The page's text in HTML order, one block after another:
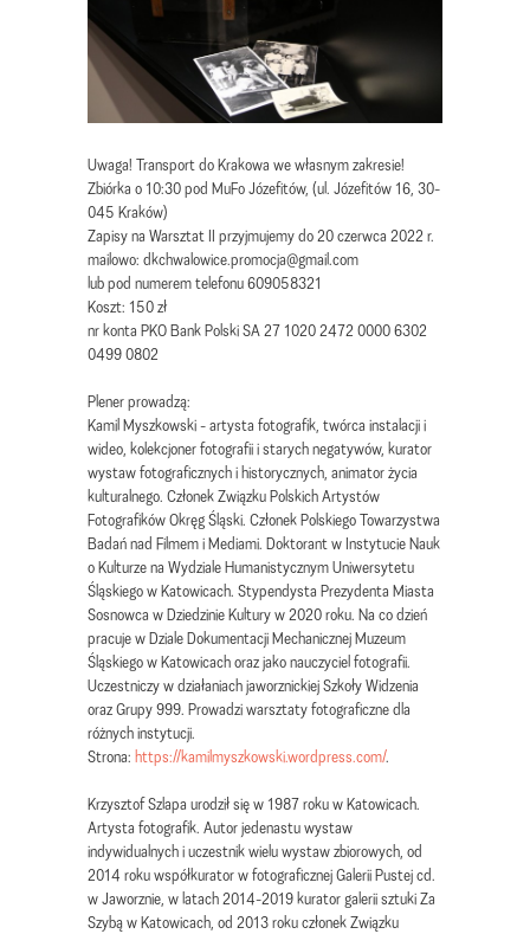
Uwaga! Transport do Krakowa we własnym zakresie!
Zbiórka o 10:30 pod MuFo Józefitów, (ul. Józefitów 16, 30-
045 Kraków)
Zapisy na Warsztat II przyjmujemy do 20 czerwca 2022 r.
mailowo: dkchwalowice.promocja@gmail.com
lub pod numerem telefonu 609058321
Koszt: 150 zł
nr konta PKO Bank Polski SA 27 1020 2472 0000 6302
0499 0802
Plener prowadzą:
Kamil Myszkowski - artysta fotografik, twórca instalacji i
wideo, kolekcjoner fotografii i starych negatywów, kurator
wystaw fotograficznych i historycznych, animator życia
kulturalnego. Członek Związku Polskich Artystów
Fotografików Okręg Śląski. Członek Polskiego Towarzystwa
Badań nad Filmem i Mediami. Doktorant w Instytucie Nauk
o Kulturze na Wydziale Humanistycznym Uniwersytetu
Śląskiego w Katowicach. Stypendysta Prezydenta Miasta
Sosnowca w Dziedzinie Kultury w 2020 roku. Na co dzień
pracuje w Dziale Dokumentacji Mechanicznej Muzeum
Śląskiego w Katowicach oraz jako nauczyciel fotografii.
Uczestniczy w działaniach jaworznickiej Szkoły Widzenia
oraz Grupy 999. Prowadzi warsztaty fotograficzne dla
różnych instytucji.
Strona: https://kamilmyszkowski.wordpress.com/.
Krzysztof Szlapa urodził się w 1987 roku w Katowicach.
Artysta fotografik. Autor jedenastu wystaw
indywidualnych i uczestnik wielu wystaw zbiorowych, od
2014 roku współkurator w fotograficznej Galerii Pustej cd.
w Jaworznie, w latach 2014-2019 kurator galerii sztuki Za
Szybą w Katowicach, od 2013 roku członek Związku